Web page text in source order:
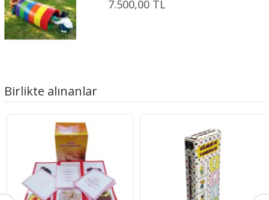
7.500,00 TL
Birlikte alınanlar